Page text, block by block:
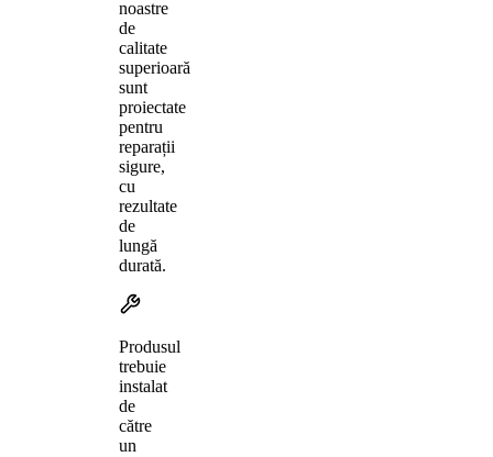
noastre
de
calitate
superioară
sunt
proiectate
pentru
reparații
sigure,
cu
rezultate
de
lungă
durată.
Produsul
trebuie
instalat
de
către
un